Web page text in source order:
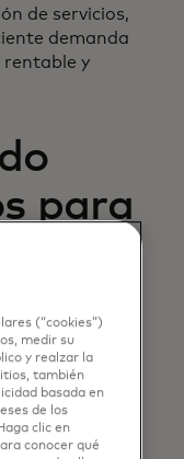
de servicios,
demanda
rentable y
para
(CRF)
y ha sido
más de 35
local a
(“cookies”)
medir su
y realzar la
también
basada en
de los
clic en
conocer qué